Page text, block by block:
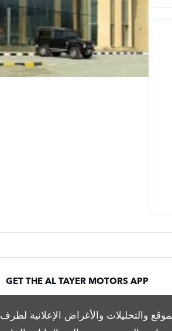
والتحليلات والأغراض الإعلانية لطرف
GET THE AL TAYER MOTORS APP